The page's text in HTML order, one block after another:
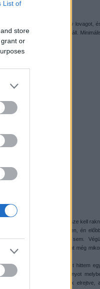
List of
store
or
Először a sárkány lovagot,
kevés elemből is áll.
jár.
Az első dolog, hogy össze kell
fal elemet. Ezzel szemben, én
jól mutatna-e vagy sem.
olyan könnyű ragasztani, mint még
nagybetűvel, mert én azt hittem
elkezdtem felépíteni a tornyot
első emelet. Itt van a trükk elrejtve, a